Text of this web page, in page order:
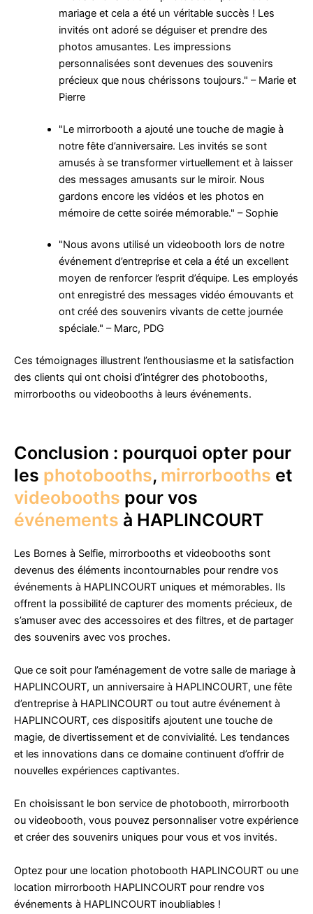
mariage et cela a été un véritable succès ! Les
invités ont adoré se déguiser et prendre des
photos amusantes. Les impressions
personnalisées sont devenues des souvenirs
précieux que nous chérissons toujours." – Marie et
Pierre
"Le mirrorbooth a ajouté une touche de magie à
notre fête d’anniversaire. Les invités se sont
amusés à se transformer virtuellement et à laisser
des messages amusants sur le miroir. Nous
gardons encore les vidéos et les photos en
mémoire de cette soirée mémorable." – Sophie
"Nous avons utilisé un videobooth lors de notre
événement d’entreprise et cela a été un excellent
moyen de renforcer l’esprit d’équipe. Les employés
ont enregistré des messages vidéo émouvants et
ont créé des souvenirs vivants de cette journée
spéciale." – Marc, PDG
Ces témoignages illustrent l’enthousiasme et la satisfaction
des clients qui ont choisi d’intégrer des photobooths,
mirrorbooths ou videobooths à leurs événements.
Conclusion : pourquoi opter pour
les photobooths, mirrorbooths et
videobooths pour vos
événements à HAPLINCOURT
Les Bornes à Selfie, mirrorbooths et videobooths sont
devenus des éléments incontournables pour rendre vos
événements à HAPLINCOURT uniques et mémorables. Ils
offrent la possibilité de capturer des moments précieux, de
s’amuser avec des accessoires et des filtres, et de partager
des souvenirs avec vos proches.
Que ce soit pour l’aménagement de votre salle de mariage à
HAPLINCOURT, un anniversaire à HAPLINCOURT, une fête
d’entreprise à HAPLINCOURT ou tout autre événement à
HAPLINCOURT, ces dispositifs ajoutent une touche de
magie, de divertissement et de convivialité. Les tendances
et les innovations dans ce domaine continuent d’offrir de
nouvelles expériences captivantes.
En choisissant le bon service de photobooth, mirrorbooth
ou videobooth, vous pouvez personnaliser votre expérience
et créer des souvenirs uniques pour vous et vos invités.
Optez pour une location photobooth HAPLINCOURT ou une
location mirrorbooth HAPLINCOURT pour rendre vos
événements à HAPLINCOURT inoubliables !